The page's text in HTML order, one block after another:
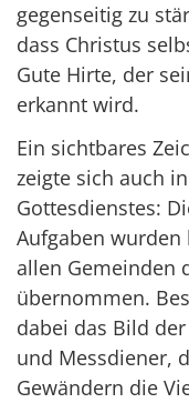
gegenseitig zu
dass Christus
Gute Hirte, der
erkannt wird.
Ein sichtbares
zeigte sich auch
Gottesdienstes:
Aufgaben wurden
allen Gemeinden
übernommen.
dabei das Bild
und Messdiener,
Gewändern die